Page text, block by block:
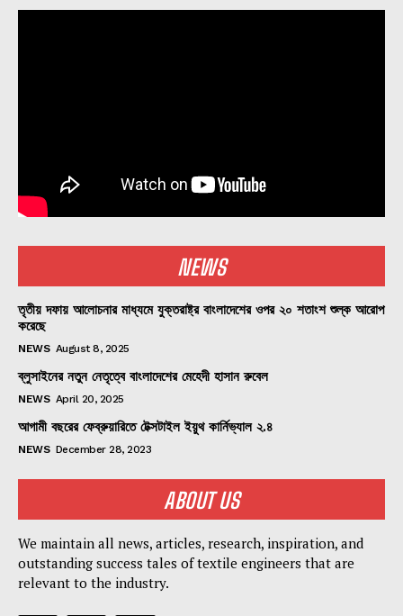
NEWS
তৃতীয় দফায় আলোচনার মাধ্যমে যুক্তরাষ্ট্র বাংলাদেশের ওপর ২০ শতাংশ শুল্ক আরোপ
করেছে
NEWS August 8, 2025
ব্লুসাইনের নতুন নেতৃত্বে বাংলাদেশের মেহেদী হাসান রুবেল
NEWS April 20, 2025
আগামী বছরের ফেব্রুয়ারিতে টেক্সটাইল ইয়ুথ কার্নিভ্যাল ২.৪
NEWS December 28, 2023
ABOUT US
We maintain all news, articles, research, inspiration, and
outstanding success tales of textile engineers that are
relevant to the industry.